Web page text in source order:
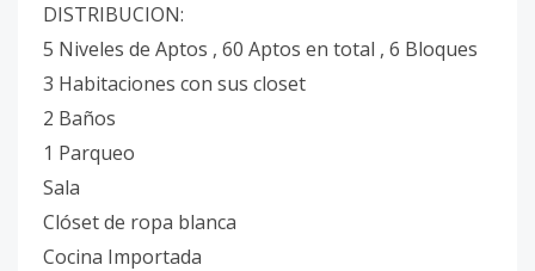
DISTRIBUCION:
5 Niveles de Aptos , 60 Aptos en total , 6 Bloques
3 Habitaciones con sus closet
2 Baños
1 Parqueo
Sala
Clóset de ropa blanca
Cocina Importada